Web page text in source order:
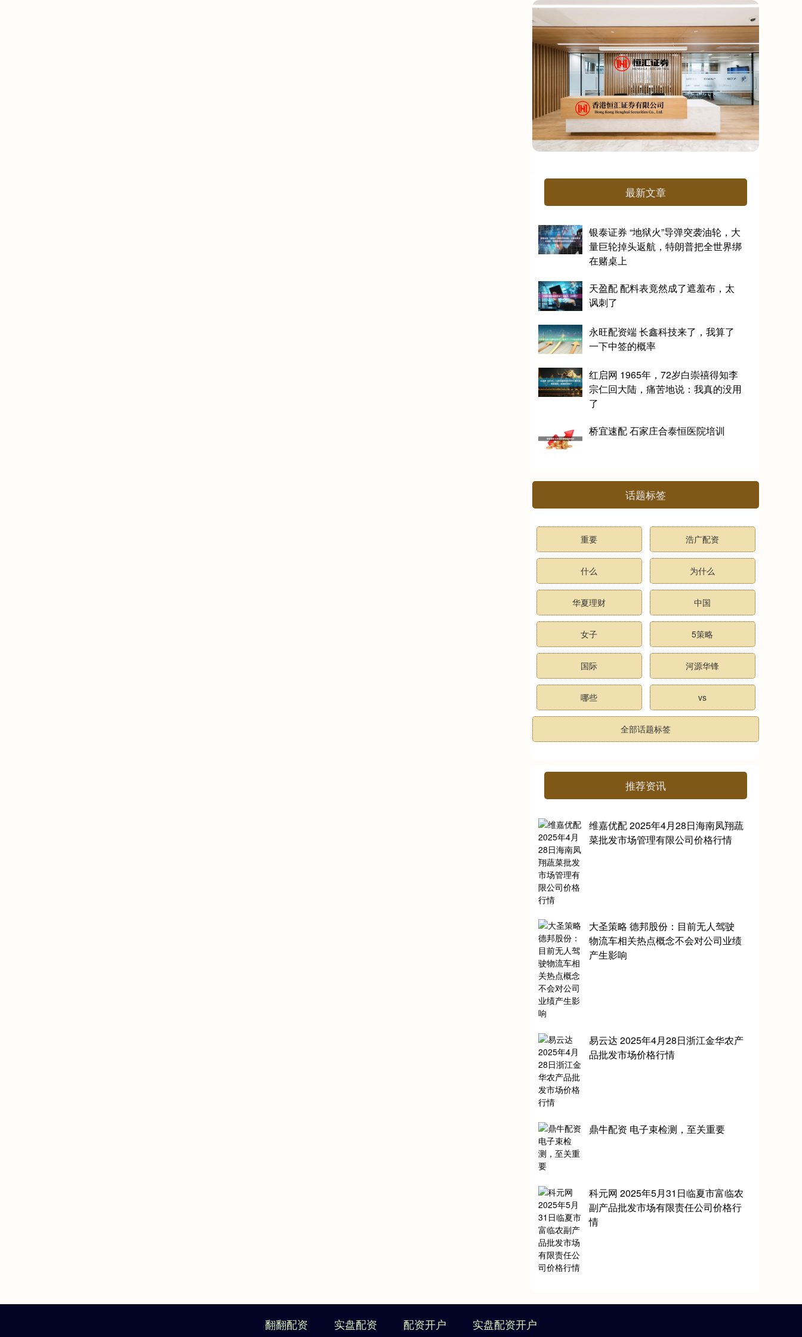
最新文章
银泰证券 “地狱火”导弹突袭油轮，大
量巨轮掉头返航，特朗普把全世界绑
在赌桌上
天盈配 配料表竟然成了遮羞布，太
讽刺了
永旺配资端 长鑫科技来了，我算了
一下中签的概率
红启网 1965年，72岁白崇禧得知李
宗仁回大陆，痛苦地说：我真的没用
了
桥宜速配 石家庄合泰恒医院培训
话题标签
重要 浩广配资
什么 为什么
华夏理财 中国
女子 5策略
国际 河源华锋
哪些 vs
全部话题标签
推荐资讯
维嘉优配 2025年4月28日海南凤翔蔬
菜批发市场管理有限公司价格行情
大圣策略 德邦股份：目前无人驾驶
物流车相关热点概念不会对公司业绩
产生影响
易云达 2025年4月28日浙江金华农产
品批发市场价格行情
鼎牛配资 电子束检测，至关重要
科元网 2025年5月31日临夏市富临农
副产品批发市场有限责任公司价格行
情
翻翻配资 实盘配资 配资开户 实盘配资开户